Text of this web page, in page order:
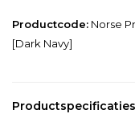
Productcode: Norse
[Dark Navy]
Productspecificaties